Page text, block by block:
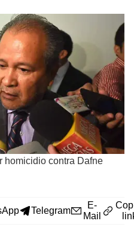
homicidio contra Dafne
Telegram
E-
Mail